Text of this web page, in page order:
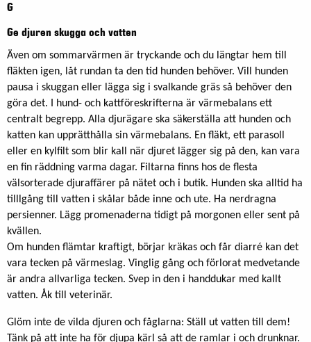
G
Ge djuren skugga och vatten
Även om sommarvärmen är tryckande och du längtar hem till
fläkten igen, låt rundan ta den tid hunden behöver. Vill hunden
pausa i skuggan eller lägga sig i svalkande gräs så behöver den
göra det. I hund- och kattföreskrifterna är värmebalans ett
centralt begrepp. Alla djurägare ska säkerställa att hunden och
katten kan upprätthålla sin värmebalans. En fläkt, ett parasoll
eller en kylfilt som blir kall när djuret lägger sig på den, kan vara
en fin räddning varma dagar. Filtarna finns hos de flesta
välsorterade djuraffärer på nätet och i butik. Hunden ska alltid ha
tilllgång till vatten i skålar både inne och ute. Ha nerdragna
persienner. Lägg promenaderna tidigt på morgonen eller sent på
kvällen.
Om hunden flämtar kraftigt, börjar kräkas och får diarré kan det
vara tecken på värmeslag. Vinglig gång och förlorat medvetande
är andra allvarliga tecken. Svep in den i handdukar med kallt
vatten. Åk till veterinär.
Glöm inte de vilda djuren och fåglarna: Ställ ut vatten till dem!
Tänk på att inte ha för djupa kärl så att de ramlar i och drunknar.